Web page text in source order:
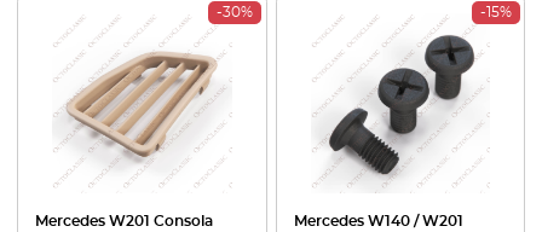
-30%
Mercedes W201 Consola
-15%
Mercedes W140 / W201